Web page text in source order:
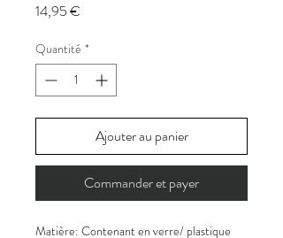
14,95 €
Quantité *
Ajouter au panier
Commander et payer
Matière: Contenant en verre/ plastique